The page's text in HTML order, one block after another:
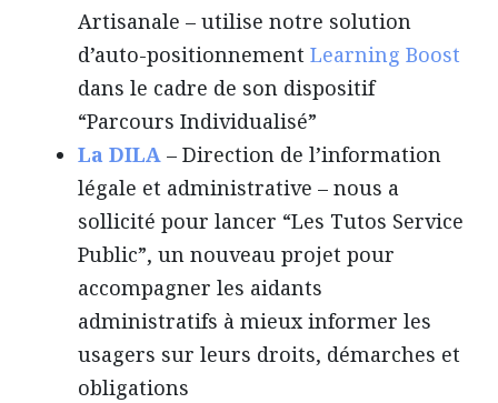
Artisanale – utilise notre solution
d’auto-positionnement Learning Boost
dans le cadre de son dispositif
“Parcours Individualisé”
La DILA – Direction de l’information
légale et administrative – nous a
sollicité pour lancer “Les Tutos Service
Public”, un nouveau projet pour
accompagner les aidants
administratifs à mieux informer les
usagers sur leurs droits, démarches et
obligations